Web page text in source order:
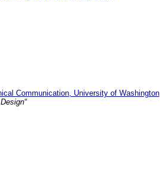
Communication, University of Washington